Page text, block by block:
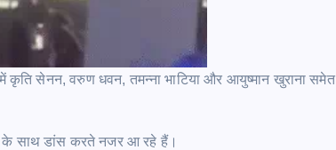
में कृति सेनन, वरुण धवन, तमन्ना भाटिया और आयुष्मान खुराना समेत
के साथ डांस करते नजर आ रहे हैं।